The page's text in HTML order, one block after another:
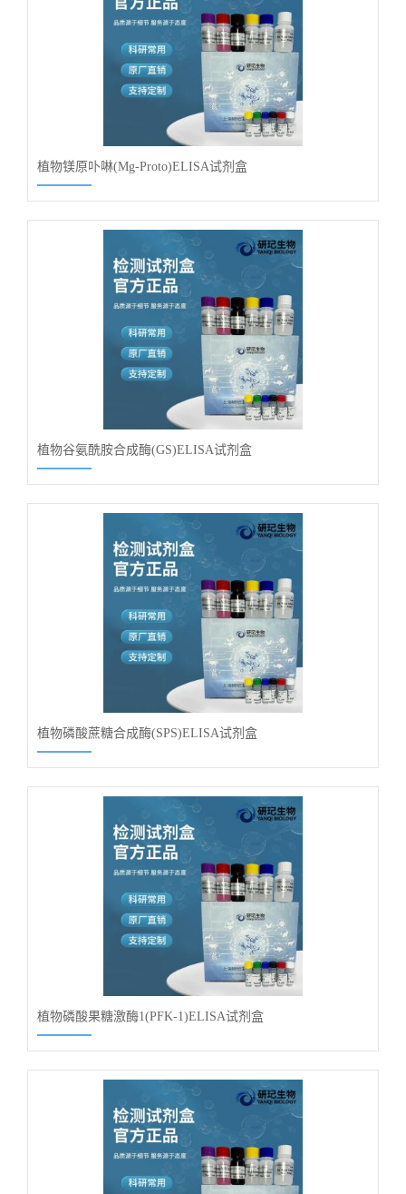
植物镁原卟啉(Mg-Proto)ELISA试剂盒
植物谷氨酰胺合成酶(GS)ELISA试剂盒
植物磷酸蔗糖合成酶(SPS)ELISA试剂盒
植物磷酸果糖激酶1(PFK-1)ELISA试剂盒